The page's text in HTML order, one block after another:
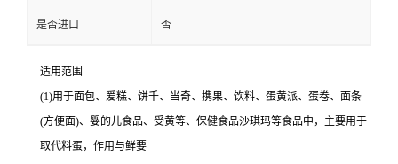
是否进口 否
适用范围
(1)用于面包、爱糕、饼千、当奇、携果、饮料、蛋黄派、蛋卷、面条
(方便面)、婴的儿食品、受黄等、保健食品沙琪玛等食品中，主要用于
取代料蛋，作用与鲜要